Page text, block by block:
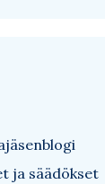
ja säädökset